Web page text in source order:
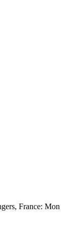
France: Mon